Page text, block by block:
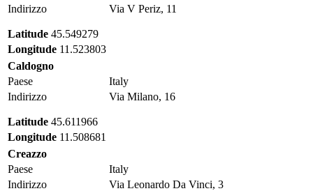
Indirizzo
Via V Periz, 11
Latitude 45.549279
Longitude 11.523803
Caldogno
Paese
Italy
Indirizzo
Via Milano, 16
Latitude 45.611966
Longitude 11.508681
Creazzo
Paese
Italy
Indirizzo
Via Leonardo Da Vinci, 3